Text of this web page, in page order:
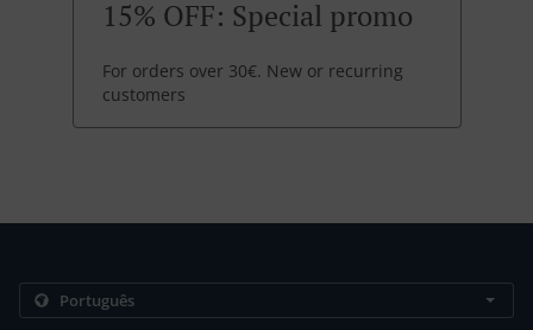
15% OFF: Special promo
For orders over 30€. New or recurring
customers